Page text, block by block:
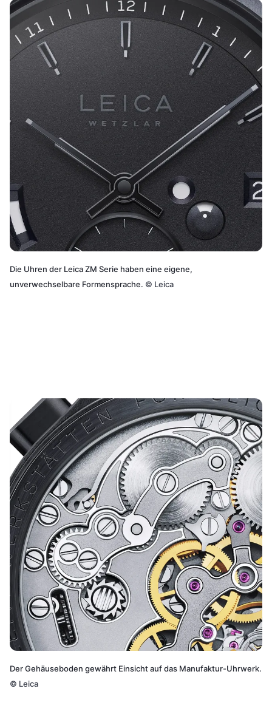
Die Uhren der Leica ZM Serie haben eine eigene,
unverwechselbare Formensprache. © Leica
Der Gehäuseboden gewährt Einsicht auf das Manufaktur-Uhrwerk.
© Leica